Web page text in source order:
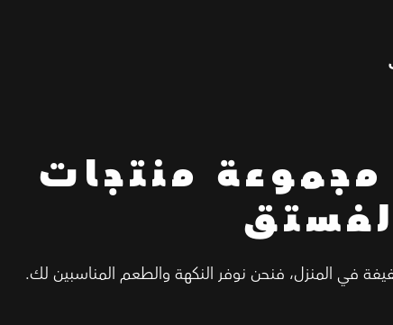
منتجات
في المنزل، فنحن نوفر النكهة والطعم المناسبين لك.